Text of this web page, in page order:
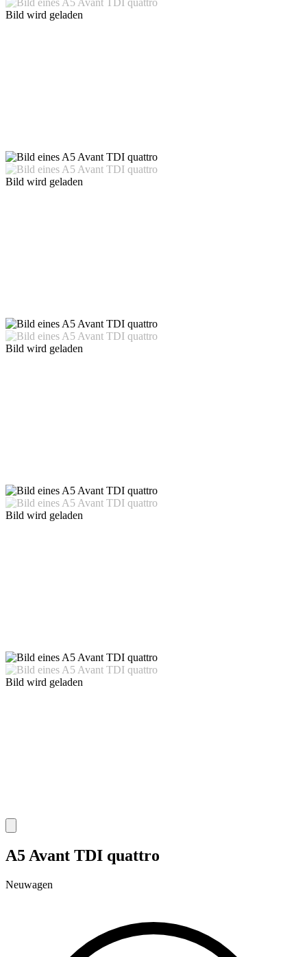
Bild wird geladen
Bild wird geladen
Bild wird geladen
Bild wird geladen
Bild wird geladen
A5 Avant TDI quattro
Neuwagen